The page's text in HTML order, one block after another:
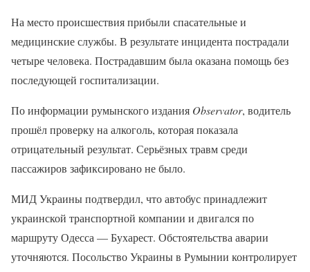
На место происшествия прибыли спасательные и
медицинские службы. В результате инцидента пострадали
четыре человека. Пострадавшим была оказана помощь без
последующей госпитализации.
По информации румынского издания Observator, водитель
прошёл проверку на алкоголь, которая показала
отрицательный результат. Серьёзных травм среди
пассажиров зафиксировано не было.
МИД Украины подтвердил, что автобус принадлежит
украинской транспортной компании и двигался по
маршруту Одесса — Бухарест. Обстоятельства аварии
уточняются. Посольство Украины в Румынии контролирует